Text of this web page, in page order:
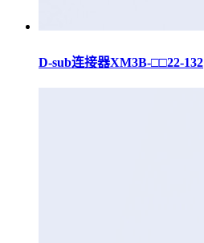
D-sub连接器XM3B-□□22-132